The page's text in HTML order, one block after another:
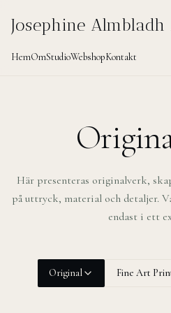
Josephine Almbladh
HemOmStudioWebshopKontakt
Här presenteras originalverk,
på uttryck, material och detaljer.
endast i ett
Original Fine Art